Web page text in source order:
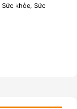
Sức khỏe, Sức